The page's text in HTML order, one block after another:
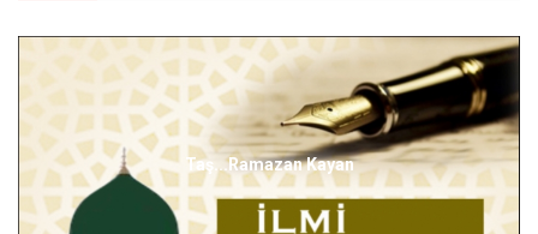
Taş...Ramazan Kayan